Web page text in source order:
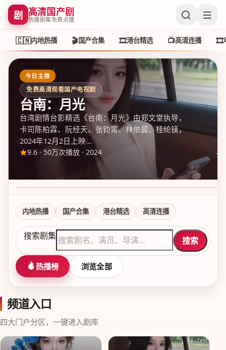
剧 高清国产剧
热播剧集免费点播
🇨🇳内地热播 🎬国产合集 🎞️港台精选 📺高清连播 🎞️
今日主推
免费高清观看国产电视剧
台南：月光
台湾剧情台影精选《台南：月光》由郑文堂执导，
卡司陈柏霖、阮经天、张钧甯、林依晨、桂纶镁，
2024年12月2日上映…
9.6 ·50万次播放 · 2024
9.1·50万次播放
尖沙咀追光案 第1季
7.6·50万次播放 8.8·
内地热播 国产合集 港台精选 高清连播
搜索剧集 搜索
热播榜 浏览全部
频道入口
四大门户分区，一键进入剧库